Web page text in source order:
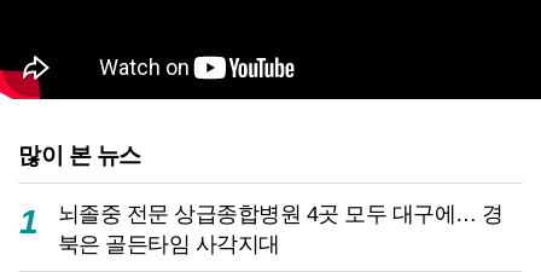
많이 본 뉴스
1
뇌졸중 전문 상급종합병원 4곳 모두 대구에… 경
북은 골든타임 사각지대